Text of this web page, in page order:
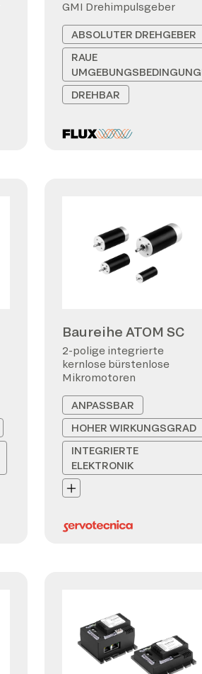
GMI Drehimpulsgeber
ABSOLUTER DREHGEBER
RAUE
DREHBAR
Baureihe ATOM SC
2-polige integrierte
kernlose bürstenlose
Mikromotoren
ANPASSBAR
HOHER WIRKUNGSGRAD
INTEGRIERTE
ELEKTRONIK